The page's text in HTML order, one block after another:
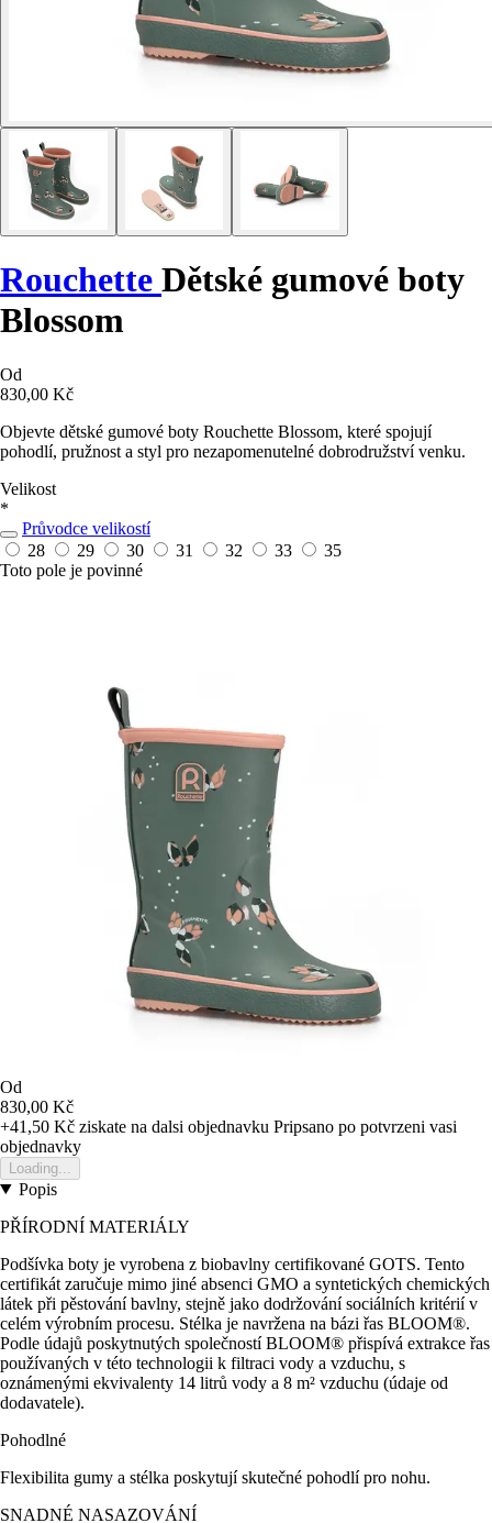
Rouchette Dětské gumové boty
Blossom
Od
830,00 Kč
Objevte dětské gumové boty Rouchette Blossom, které spojují
pohodlí, pružnost a styl pro nezapomenutelné dobrodružství venku.
Velikost
*
Průvodce velikostí
28
29 30 31 32 33
35
Toto pole je povinné
Od
830,00 Kč
+41,50 Kč ziskate na dalsi objednavku Pripsano po potvrzeni vasi
objednavky
Loading...
Popis
PŘÍRODNÍ MATERIÁLY
Podšívka boty je vyrobena z biobavlny certifikované GOTS. Tento
certifikát zaručuje mimo jiné absenci GMO a syntetických chemických
látek při pěstování bavlny, stejně jako dodržování sociálních kritérií v
celém výrobním procesu. Stélka je navržena na bázi řas BLOOM®.
Podle údajů poskytnutých společností BLOOM® přispívá extrakce řas
používaných v této technologii k filtraci vody a vzduchu, s
oznámenými ekvivalenty 14 litrů vody a 8 m² vzduchu (údaje od
dodavatele).
Pohodlné
Flexibilita gumy a stélka poskytují skutečné pohodlí pro nohu.
SNADNÉ NASAZOVÁNÍ